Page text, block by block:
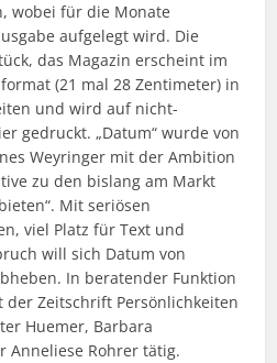
wobei für die Monate
aufgelegt wird. Die
das Magazin erscheint im
(21 mal 28 Zentimeter) in
und wird auf nicht-
gedruckt. „Datum“ wurde von
Weyringer mit der Ambition
zu den bislang am Markt
Mit seriösen
viel Platz für Text und
will sich Datum von
In beratender Funktion
Zeitschrift Persönlichkeiten
Huemer, Barbara
Anneliese Rohrer tätig.